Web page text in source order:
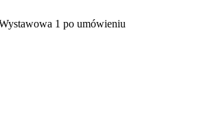
1 po umówieniu